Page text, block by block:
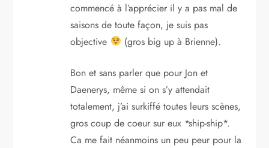
commencé à l’apprécier il y a pas mal de
saisons de toute façon, je suis pas
objective
(gros big up à Brienne).
Bon et sans parler que pour Jon et
Daenerys, même si on s’y attendait
totalement, j’ai surkiffé toutes leurs scènes,
gros coup de coeur sur eux *ship-ship*.
Ca me fait néanmoins un peu peur pour la